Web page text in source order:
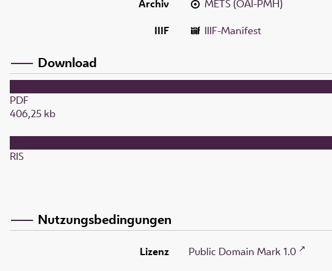
Archiv
METS (OAI-PMH)
IIIF
IIIF-Manifest
Download
PDF
406,25 kb
RIS
Nutzungsbedingungen
Lizenz
Public Domain Mark 1.0